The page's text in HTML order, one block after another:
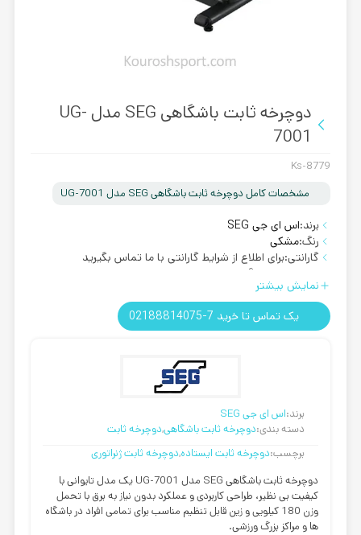
دوچرخه ثابت باشگاهی SEG مدل UG-
7001
Ks-8779
مشخصات کامل دوچرخه ثابت باشگاهی SEG مدل UG-7001
برند:اس ای جی SEG
رنگ:مشکی
گارانتی:برای اطلاع از شرایط گارانتی با ما تماس بگیرید
رایگان
تحمل وزن:تحمل وزن تا 180 کیلوگرمنمایش بیشتر
یک تماس تا خرید 7-02188814075
برند:اس ای جی SEG
دسته بندی:دوچرخه ثابت باشگاهی,دوچرخه ثابت
برچسب:دوچرخه ثابت ایستاده,دوچرخه ثابت ژنراتوری
دوچرخه ثابت باشگاهی SEG مدل UG-7001
یک مدل تایوانی با
کیفیت بی نظیر، طراحی کاربردی و عملکرد بدون نیاز به برق با تحمل
وزن 180 کیلویی و زین قابل تنظیم مناسب برای تمامی افراد در باشگاه
ها و مراکز بزرگ ورزشی.